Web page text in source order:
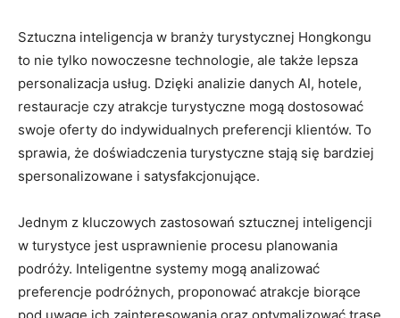
Sztuczna inteligencja w branży turystycznej Hongkongu
to ⁢nie tylko nowoczesne technologie, ale także lepsza
personalizacja ⁢usług. Dzięki analizie ‌danych AI, hotele,
restauracje czy atrakcje turystyczne mogą dostosować
swoje oferty do indywidualnych preferencji klientów. To
sprawia,⁣ że doświadczenia turystyczne stają się ​bardziej
spersonalizowane i ⁢satysfakcjonujące.
Jednym‌ z kluczowych zastosowań sztucznej inteligencji
w turystyce jest usprawnienie procesu planowania
podróży. Inteligentne systemy mogą analizować
preferencje podróżnych, ⁤proponować atrakcje biorące​